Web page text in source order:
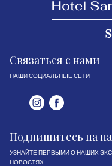
Связаться с нами
НАШИ СОЦИАЛЬНЫЕ СЕТИ
Подпишитесь на
УЗНАЙТЕ ПЕРВЫМИ О НАШИХ
НОВОСТЯХ